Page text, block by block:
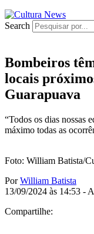
Search
Bombeiros
locais
Guarapuava
“Todos os dias nossas
máximo todas as
Foto: William Batista/
PorWilliam Batista
13/09/2024 às 14:53 -
Compartilhe: